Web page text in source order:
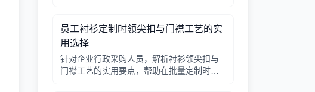
员工衬衫定制时领尖扣与门襟工艺的实
用选择
针对企业行政采购人员，解析衬衫领尖扣与
门襟工艺的实用要点，帮助在批量定制时做